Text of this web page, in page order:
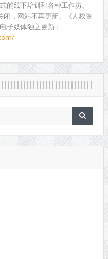
的线下培训和各种工作坊。
，网站不再更新。《人权资
子媒体独立更新：